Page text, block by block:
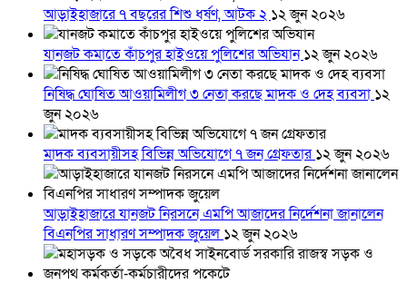
আড়াইহাজারে ৭ বছরের শিশু ধর্ষণ, আটক ২ ১২ জুন ২০২৬
যানজট কমাতে কাঁচপুর হাইওয়ে পুলিশের অভিযান১২ জুন ২০২৬
নিষিদ্ধ ঘোষিত আওয়ামিলীগ ৩ নেতা করছে মাদক ও দেহ ব্যবসা ১২
জুন ২০২৬
মাদক ব্যবসায়ীসহ বিভিন্ন অভিযোগে ৭ জন গ্রেফতার১২ জুন ২০২৬
আড়াইহাজারে যানজট নিরসনে এমপি আজাদের নির্দেশনা জানালেন
বিএনপির সাধারণ সম্পাদক জুয়েল ১২ জুন ২০২৬